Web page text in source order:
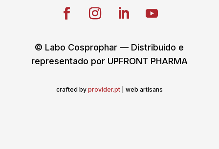
© Labo Cosprophar — Distribuido e
representado por UPFRONT PHARMA
crafted by provider.pt| web artisans